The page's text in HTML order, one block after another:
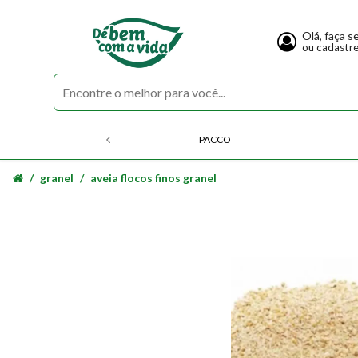
Olá, faça
ou
PACCO
granel aveia flocos finos granel